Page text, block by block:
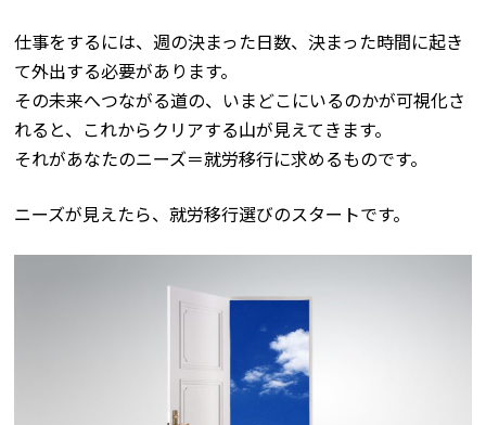
仕事をするには、週の決まった日数、決まった時間に起き
て外出する必要があります。
その未来へつながる道の、いまどこにいるのかが可視化さ
れると、これからクリアする山が見えてきます。
それがあなたのニーズ＝就労移行に求めるものです。
ニーズが見えたら、就労移行選びのスタートです。